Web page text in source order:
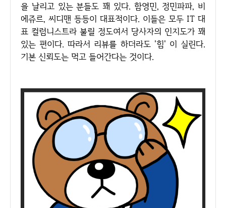
을 날리고 있는 분들도 꽤 있다. 함영민, 정민파파, 비
에쥬르, 씨디맨 등등이 대표적이다. 이들은 모두 IT 대
표 컬럼니스트라 불릴 정도여서 당사자의 인지도가 꽤
있는 편이다. 따라서 리뷰를 하더라도 '힘' 이 실린다.
기본 신뢰도는 먹고 들어간다는 것이다.